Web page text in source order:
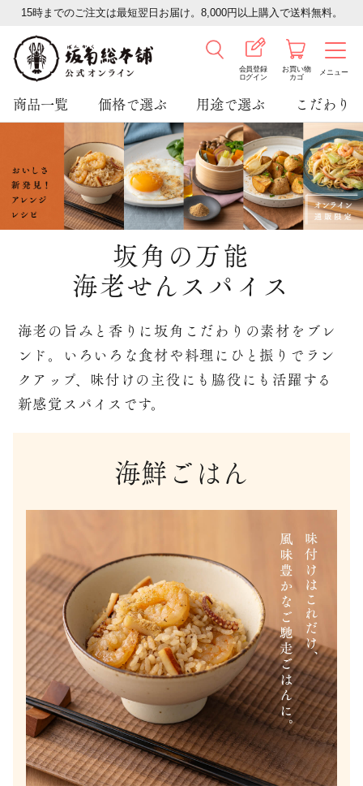
15時までのご注文は最短翌日お届け。8,000円以上購入で送料無料。
会員登録
ログイン
お買い物
カゴ
メニュー
商品一覧 価格で選ぶ 用途で選ぶ こだわり
坂角の万能
海老せんスパイス
海老の旨みと香りに坂角こだわりの素材をブレ
ンド。
いろいろな食材や料理にひと振りでラン
クアップ、 味付けの主役にも脇役にも活躍する
新感覚スパイスです。
海鮮ごはん